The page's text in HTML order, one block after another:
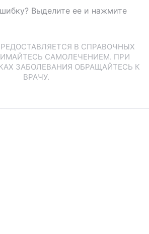
Выделите ее и нажмите
В СПРАВОЧНЫХ
САМОЛЕЧЕНИЕМ. ПРИ
ЗАБОЛЕВАНИЯ ОБРАЩАЙТЕСЬ К
ВРАЧУ.